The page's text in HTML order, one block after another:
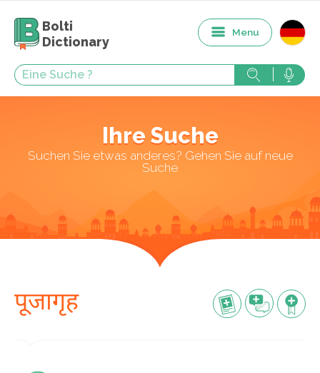
Bolti
Dictionary
Menu
Ihre Suche
Suchen Sie etwas anderes? Gehen Sie auf neue
Suche
पूजागृह